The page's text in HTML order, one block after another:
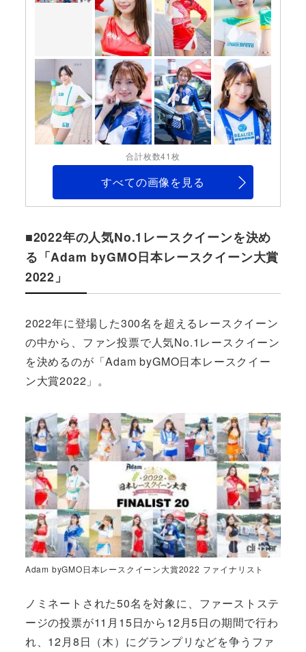
合計枚数41枚
すべての画像を見る
■2022年の人気No.1レースクイーンを決め
る「Adam byGMO日本レースクイーン大賞
2022」
2022年に登場した300名を超えるレースクイーン
の中から、ファン投票で人気No.1レースクイーン
を決めるのが「Adam byGMO日本レースクイー
ン大賞2022」。
Adam byGMO日本レースクイーン大賞2022 ファイナリスト
ノミネートされた50名を対象に、ファーストステ
ージの投票が11月15日から12月5日の期間で行わ
れ、12月8日（木）にグランプリなどを争うファ